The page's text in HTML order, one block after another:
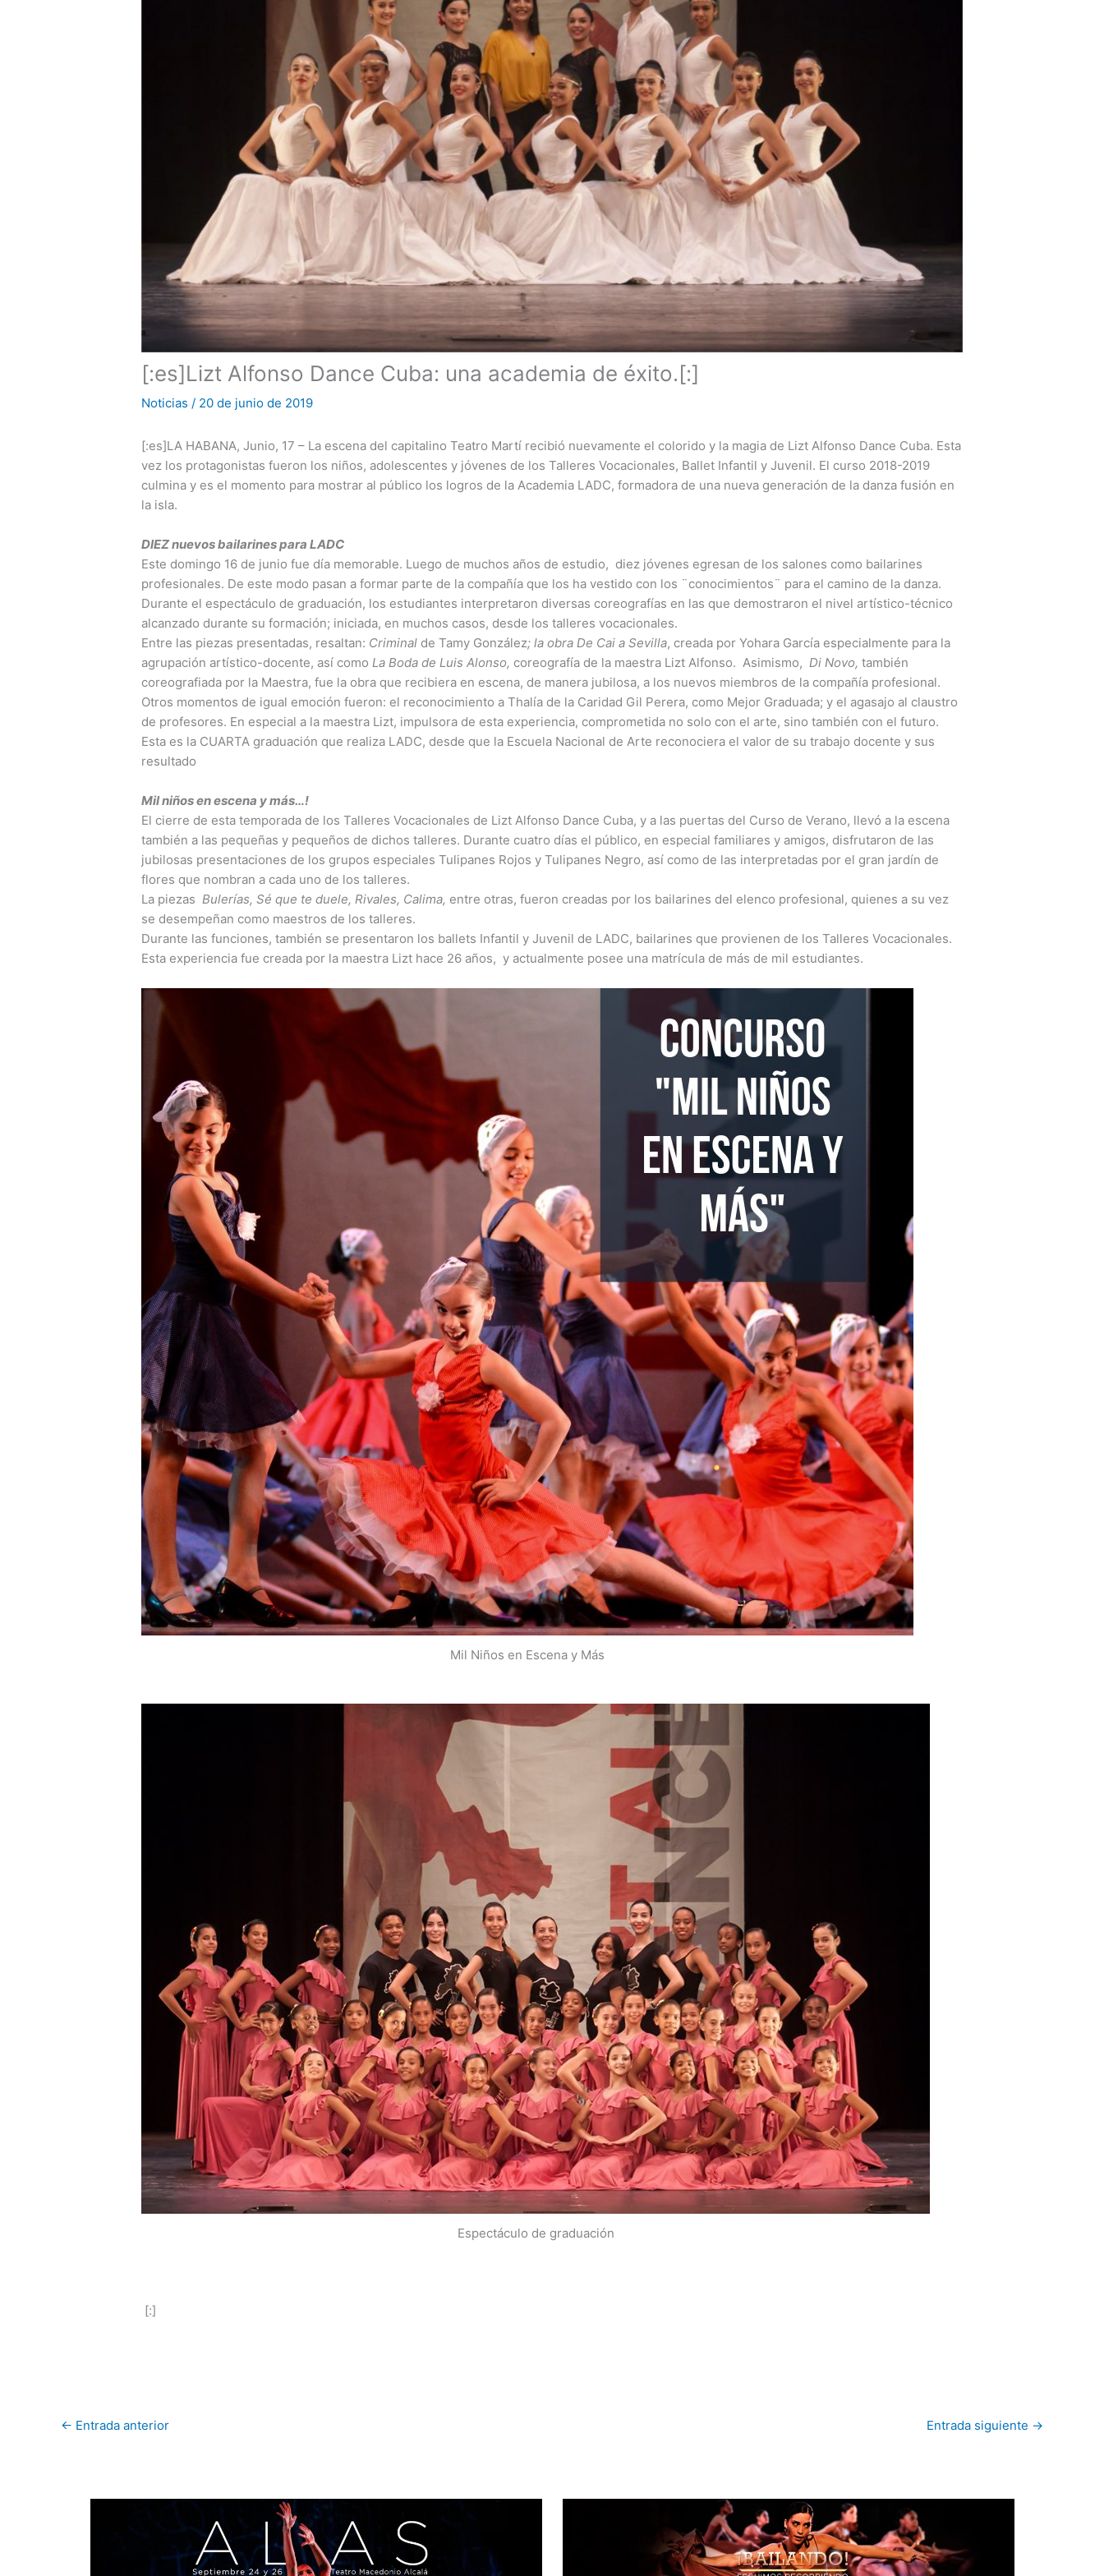
[:es]Lizt Alfonso Dance Cuba: una academia de éxito.[:]
Noticias / 20 de junio de 2019
[:es]LA HABANA, Junio, 17 – La escena del capitalino Teatro Martí recibió nuevamente el colorido y la magia de Lizt Alfonso Dance Cuba. Esta
vez los protagonistas fueron los niños, adolescentes y jóvenes de los Talleres Vocacionales, Ballet Infantil y Juvenil. El curso 2018-2019
culmina y es el momento para mostrar al público los logros de la Academia LADC, formadora de una nueva generación de la danza fusión en
la isla.
DIEZ nuevos bailarines para LADC
Este domingo 16 de junio fue día memorable. Luego de muchos años de estudio, diez jóvenes egresan de los salones como bailarines
profesionales. De este modo pasan a formar parte de la compañía que los ha vestido con los ¨conocimientos¨ para el camino de la danza.
Durante el espectáculo de graduación, los estudiantes interpretaron diversas coreografías en las que demostraron el nivel artístico-técnico
alcanzado durante su formación; iniciada, en muchos casos, desde los talleres vocacionales.
Entre las piezas presentadas, resaltan: Criminal de Tamy González; la obra De Cai a Sevilla, creada por Yohara García especialmente para la
agrupación artístico-docente, así como La Boda de Luis Alonso, coreografía de la maestra Lizt Alfonso. Asimismo,Di Novo, también
coreografiada por la Maestra, fue la obra que recibiera en escena, de manera jubilosa, a los nuevos miembros de la compañía profesional.
Otros momentos de igual emoción fueron: el reconocimiento a Thalía de la Caridad Gil Perera, como Mejor Graduada; y el agasajo al claustro
de profesores. En especial a la maestra Lizt, impulsora de esta experiencia, comprometida no solo con el arte, sino también con el futuro.
Esta es la CUARTA graduación que realiza LADC, desde que la Escuela Nacional de Arte reconociera el valor de su trabajo docente y sus
resultado
Mil niños en escena y más…!
El cierre de esta temporada de los Talleres Vocacionales de Lizt Alfonso Dance Cuba, y a las puertas del Curso de Verano, llevó a la escena
también a las pequeñas y pequeños de dichos talleres. Durante cuatro días el público, en especial familiares y amigos, disfrutaron de las
jubilosas presentaciones de los grupos especiales Tulipanes Rojos y Tulipanes Negro, así como de las interpretadas por el gran jardín de
flores que nombran a cada uno de los talleres.
La piezasBulerías, Sé que te duele, Rivales, Calima, entre otras, fueron creadas por los bailarines del elenco profesional, quienes a su vez
se desempeñan como maestros de los talleres.
Durante las funciones, también se presentaron los ballets Infantil y Juvenil de LADC, bailarines que provienen de los Talleres Vocacionales.
Esta experiencia fue creada por la maestra Lizt hace 26 años, y actualmente posee una matrícula de más de mil estudiantes.
Mil Niños en Escena y Más
Espectáculo de graduación
[:]
← Entrada anterior Entrada siguiente →